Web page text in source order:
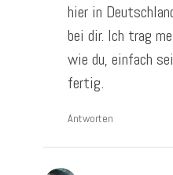
hier in
bei dir. Ich trag
wie du, einfach
fertig.
Antworten